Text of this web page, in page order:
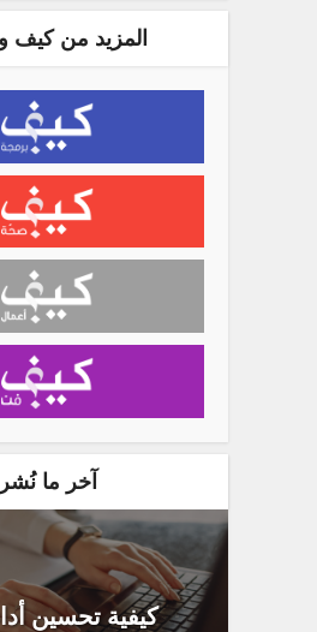
المزيد من كيف
آخر ما نُشر
كيفية تحسين